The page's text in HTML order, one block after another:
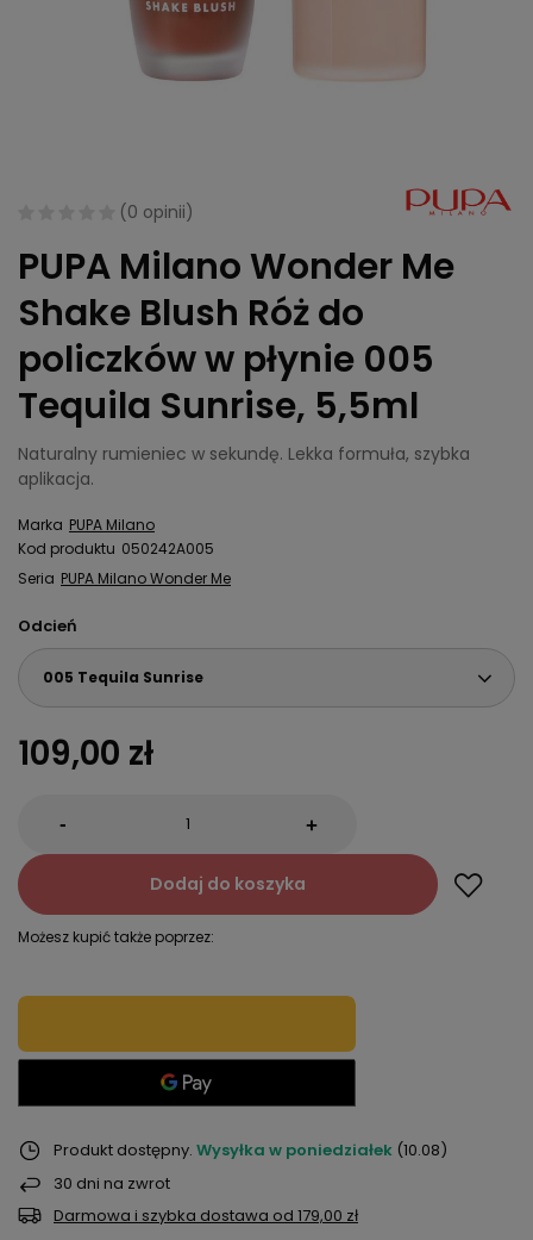
(0 opinii)
PUPA Milano Wonder Me
Shake Blush Róż do
policzków w płynie 005
Tequila Sunrise, 5,5ml
Naturalny rumieniec w sekundę. Lekka formuła, szybka
aplikacja.
Marka PUPA Milano
Kod produktu 050242A005
Seria PUPA Milano Wonder Me
Odcień
005 Tequila Sunrise
109,00 zł
- +
Dodaj do koszyka
Możesz kupić także poprzez:
Produkt dostępny Wysyłka w poniedziałek (10.08)
30 dni na zwrot
Darmowa i szybka dostawa od 179,00 zł